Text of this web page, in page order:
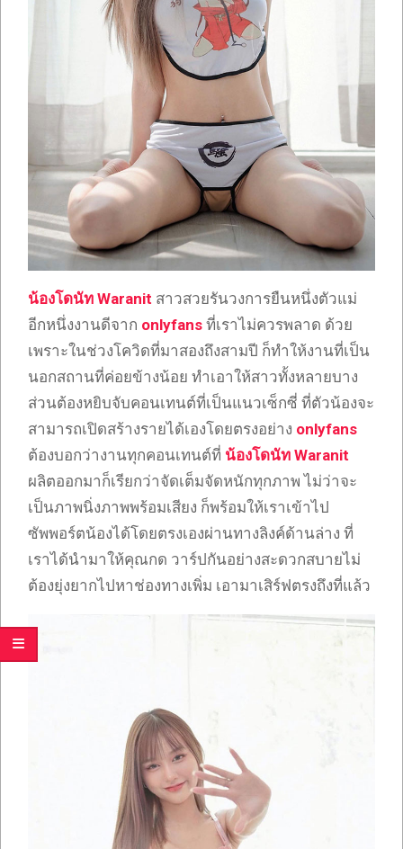
น้องโดนัท Waranit สาวสวยรันวงการยืนหนึ่งตัวแม่
อีกหนึ่งงานดีจาก onlyfans ที่เราไม่ควรพลาด ด้วย
เพราะในช่วงโควิดที่มาสองถึงสามปี ก็ทำให้งานที่เป็น
นอกสถานที่ค่อยข้างน้อย ทำเอาให้สาวทั้งหลายบาง
ส่วนต้องหยิบจับคอนเทนต์ที่เป็นแนวเซ็กซี่ ที่ตัวน้องจะ
สามารถเปิดสร้างรายได้เองโดยตรงอย่าง onlyfans
ต้องบอกว่างานทุกคอนเทนต์ที่ น้องโดนัท Waranit
ผลิตออกมาก็เรียกว่าจัดเต็มจัดหนักทุกภาพ ไม่ว่าจะ
เป็นภาพนิ่งภาพพร้อมเสียง ก็พร้อมให้เราเข้าไป
ซัพพอร์ตน้องได้โดยตรงเองผ่านทางลิงค์ด้านล่าง ที่
เราได้นำมาให้คุณกด วาร์ปกันอย่างสะดวกสบายไม่
ต้องยุ่งยากไปหาช่องทางเพิ่ม เอามาเสิร์ฟตรงถึงที่แล้ว